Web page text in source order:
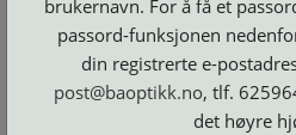
og
Suncover
Lesebriller
Luper
og
Maskiner
Microkluter
Neseputer
og
Skruer
Solbriller
Verktøy
og
tilbehør
brukernavn. For å få et
passord-funksjonen
din registrerte e-
post@baoptikk.no, tlf.
det høyre